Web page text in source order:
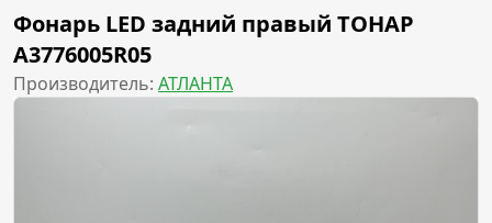
Фонарь LED задний правый ТОНАР
A3776005R05
Производитель: АТЛАНТА